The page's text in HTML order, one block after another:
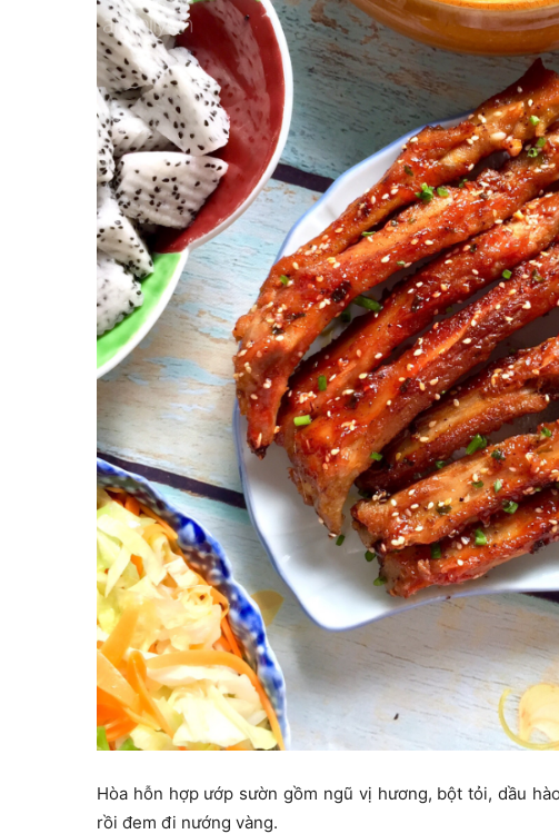
Hòa hỗn hợp ướp sườn gồm ngũ vị hương, bột tỏi, dầu
rồi đem đi nướng vàng.